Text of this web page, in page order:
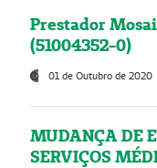
Prestador
(51004352-0)
01 de Outubro de 2020
MUDANÇA DE
SERVIÇOS